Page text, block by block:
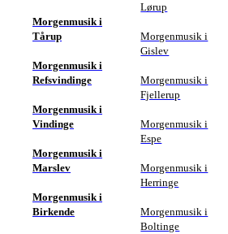
Morgenmusik i
Tårup
Morgenmusik i
Refsvindinge
Morgenmusik i
Vindinge
Morgenmusik i
Marslev
Morgenmusik i
Birkende
Lørup
Morgenmusik i
Gislev
Morgenmusik i
Fjellerup
Morgenmusik i
Espe
Morgenmusik i
Herringe
Morgenmusik i
Boltinge